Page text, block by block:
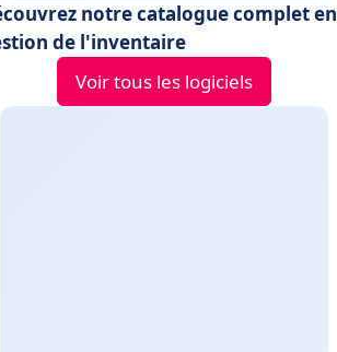
notre catalogue complet en
de l'inventaire
Voir tous les logiciels